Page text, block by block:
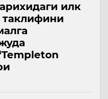
илк
таклифини